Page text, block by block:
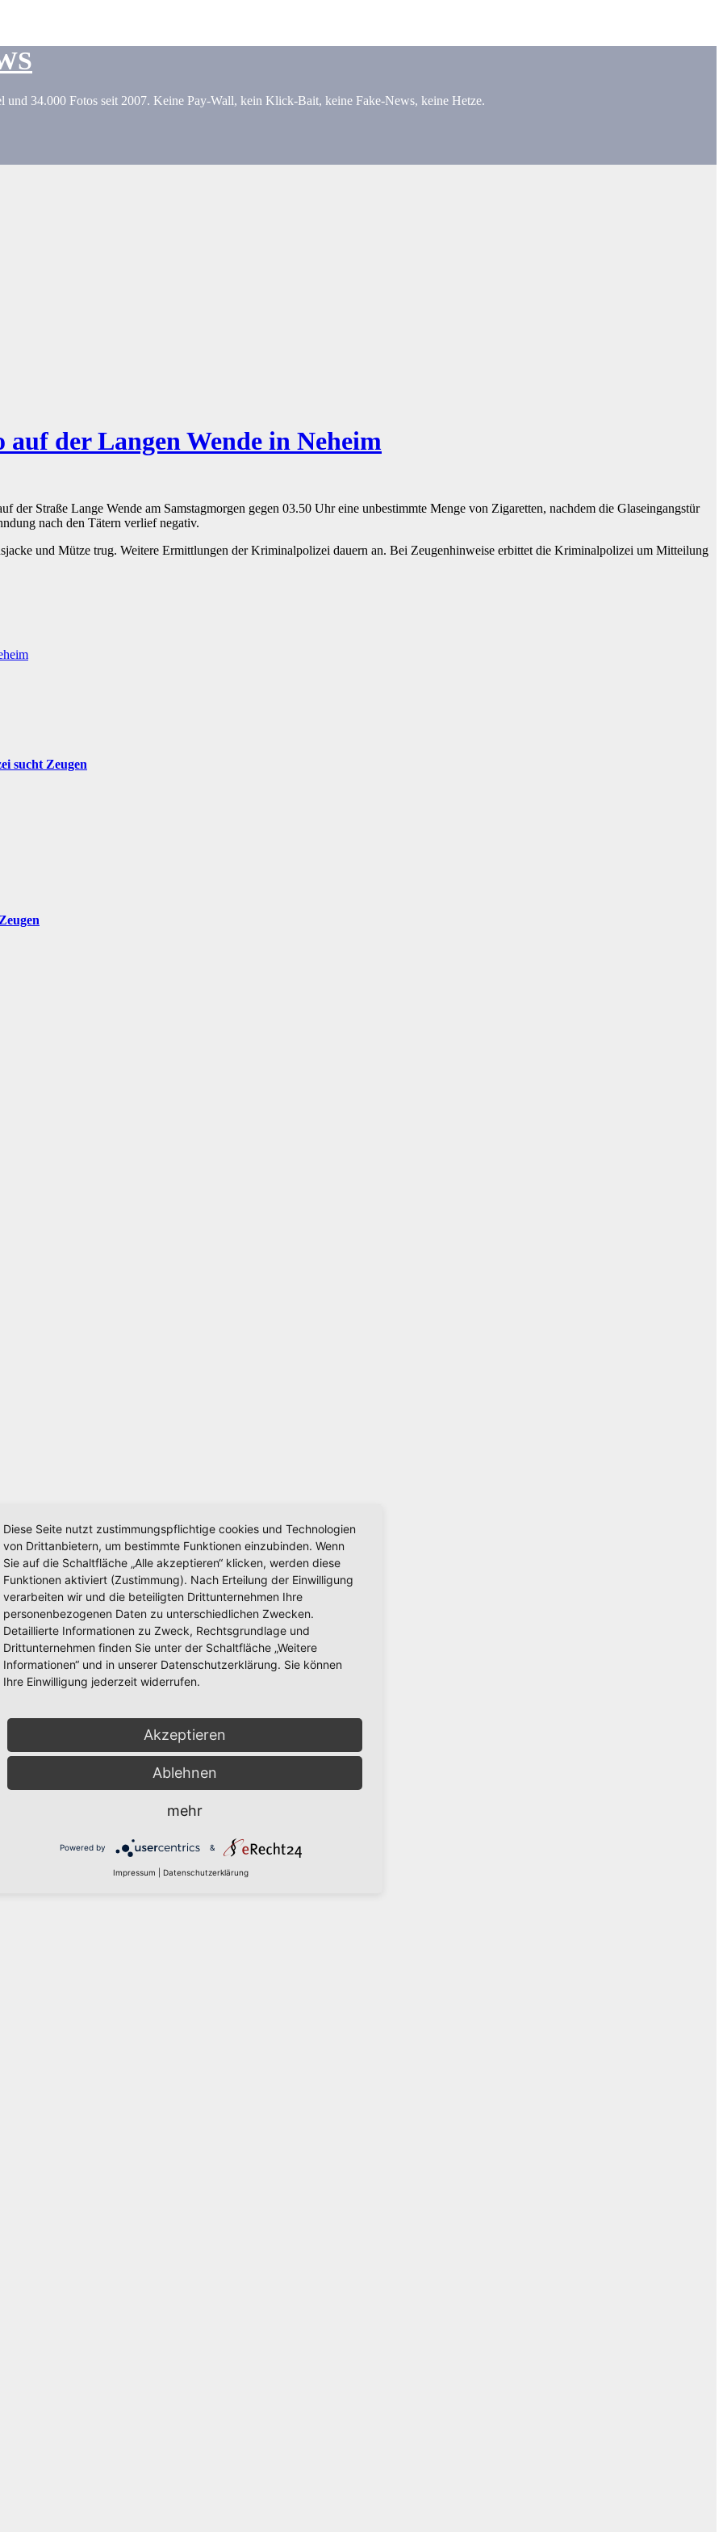
34.000 Fotos seit 2007. Keine Pay-Wall, kein Klick-Bait, keine Fake-News, keine Hetze.
der Langen Wende in Neheim
der Straße Lange Wende am Samstagmorgen gegen 03.50 Uhr eine unbestimmte Menge von Zigaretten, nachdem die Glaseingangstür
nach den Tätern verlief negativ.
und Mütze trug. Weitere Ermittlungen der Kriminalpolizei dauern an. Bei Zeugenhinweise erbittet die Kriminalpolizei um Mitteilung
sucht Zeugen
Diese Seite nutzt zustimmungspflichtige cookies und Technologien
von Drittanbietern, um bestimmte Funktionen einzubinden. Wenn
Sie auf die Schaltfläche „Alle akzeptieren“ klicken, werden diese
Funktionen aktiviert (Zustimmung). Nach Erteilung der Einwilligung
verarbeiten wir und die beteiligten Drittunternehmen Ihre
personenbezogenen Daten zu unterschiedlichen Zwecken.
Detaillierte Informationen zu Zweck, Rechtsgrundlage und
Drittunternehmen finden Sie unter der Schaltfläche „Weitere
Informationen“ und in unserer Datenschutzerklärung. Sie können
Ihre Einwilligung jederzeit widerrufen.
Akzeptieren
Ablehnen
mehr
Powered by &
Impressum Datenschutzerklärung